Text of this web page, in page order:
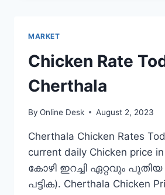
MARKET
Chicken Rate
Cherthala
By Online Desk August 2, 2023
Cherthala Chicken Rates
current daily Chicken price
കോഴി ഇറച്ചി ഏറ്റവും
പട്ടിക). Cherthala Chicken